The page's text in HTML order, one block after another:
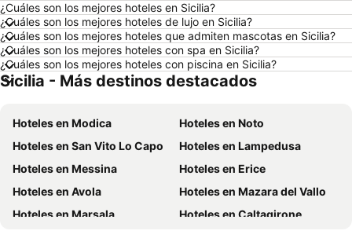
Hoteles en Roma
Hoteles en Bogotá
Hoteles en Riobamba
Hoteles en París
Hoteles en Ambato
Hoteles en Ibarra
Hoteles en Loja
Hoteles en Chicago
Hoteles en Panamá
Hoteles en Galápagos
Hoteles en Esmeraldas
Hoteles en San Cristóbal
Hoteles en Argentina
Hoteles en Puerto Rico
Hoteles en Nuevo Hampshire
Hoteles en París
Hoteles en Campania
Hoteles en Guatemala
¿Cuáles son los mejores hoteles en Sicilia?
¿Cuáles son los mejores hoteles de lujo en Sicilia?
¿Cuáles son los mejores hoteles que admiten mascotas en Sicilia?
¿Cuáles son los mejores hoteles con spa en Sicilia?
¿Cuáles son los mejores hoteles con piscina en Sicilia?
Sicilia - Más destinos destacados
Hoteles en Modica
Hoteles en Noto
Hoteles en San Vito Lo Capo
Hoteles en Lampedusa
Hoteles en Messina
Hoteles en Erice
Hoteles en Avola
Hoteles en Mazara del Vallo
Hoteles en Marsala
Hoteles en Caltagirone